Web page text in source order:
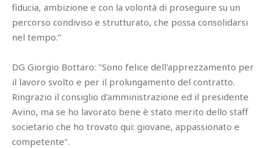
fiducia, ambizione e con la volontà di proseguire su un
percorso condiviso e strutturato, che possa consolidarsi
nel tempo.”
DG Giorgio Bottaro: "Sono felice dell'apprezzamento per
il lavoro svolto e per il prolungamento del contratto.
Ringrazio il consiglio d'amministrazione ed il presidente
Avino, ma se ho lavorato bene è stato merito dello staff
societario che ho trovato qui: giovane, appassionato e
competente".